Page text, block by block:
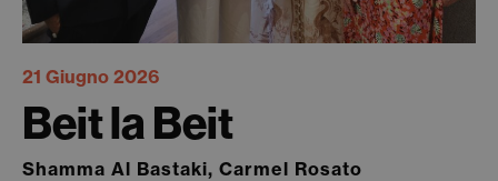
21 Giugno 2026
Beit la Beit
Shamma Al Bastaki, Carmel Rosato